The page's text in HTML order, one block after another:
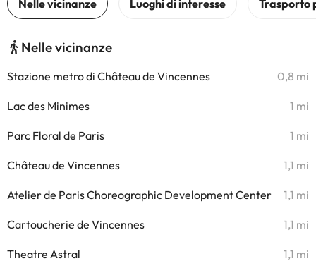
Nelle vicinanze
Stazione metro di Château de Vincennes 0,8 mi
Lac des Minimes 1 mi
Parc Floral de Paris 1 mi
Château de Vincennes 1,1 mi
Atelier de Paris Choreographic Development Center 1,1 mi
Cartoucherie de Vincennes 1,1 mi
Theatre Astral 1,1 mi